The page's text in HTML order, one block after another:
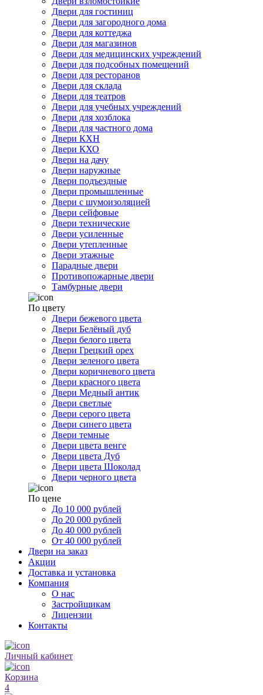
Двери для гостиниц
Двери для загородного дома
Двери для коттеджа
Двери для магазинов
Двери для медицинских учреждений
Двери для подсобных помещений
Двери для ресторанов
Двери для склада
Двери для театров
Двери для учебных учреждений
Двери для хозблока
Двери для частного дома
Двери КХН
Двери КХО
Двери на дачу
Двери наружные
Двери подъездные
Двери промышленные
Двери с шумоизоляцией
Двери сейфовые
Двери технические
Двери усиленные
Двери утепленные
Двери этажные
Парадные двери
Противопожарные двери
Тамбурные двери
По цвету
Двери бежевого цвета
Двери Белёный дуб
Двери белого цвета
Двери Грецкий орех
Двери зеленого цвета
Двери коричневого цвета
Двери красного цвета
Двери Медный антик
Двери светлые
Двери серого цвета
Двери синего цвета
Двери темные
Двери цвета венге
Двери цвета Дуб
Двери цвета Шоколад
Двери черного цвета
По цене
До 10 000 рублей
До 20 000 рублей
До 40 000 рублей
От 40 000 рублей
Двери на заказ
Акции
Доставка и установка
Компания
О нас
Застройщикам
Лицензии
Контакты
Личный кабинет
Корзина
4